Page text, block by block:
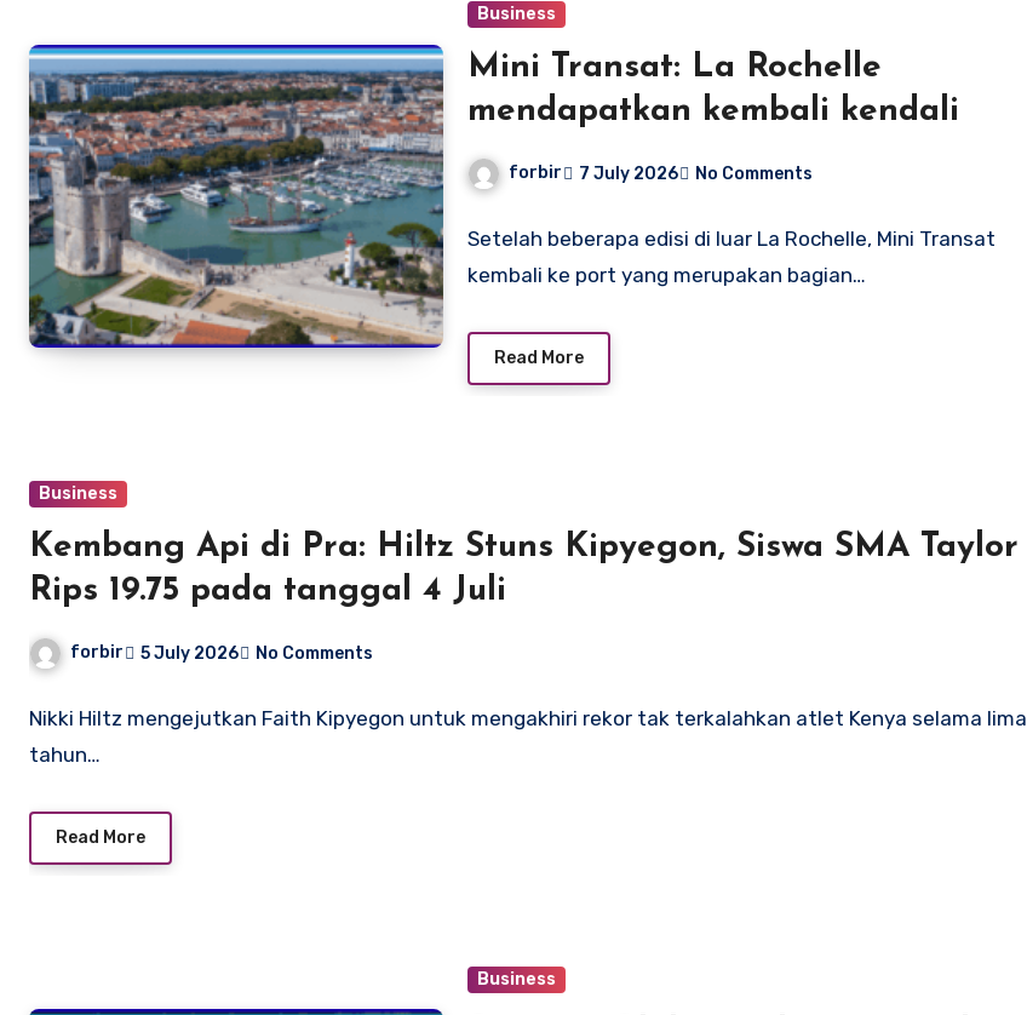
Business
Mini Transat: La Rochelle
mendapatkan kembali kendali
forbir 7 July 2026 No Comments
Setelah beberapa edisi di luar La Rochelle, Mini Transat
kembali ke port yang merupakan bagian…
Read More
Business
Kembang Api di Pra: Hiltz Stuns Kipyegon, Siswa SMA Taylor
Rips 19.75 pada tanggal 4 Juli
forbir 5 July 2026 No Comments
Nikki Hiltz mengejutkan Faith Kipyegon untuk mengakhiri rekor tak terkalahkan atlet Kenya selama lima
tahun…
Read More
Business